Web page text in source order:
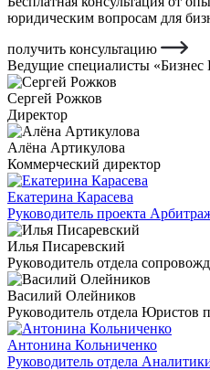
юридическим вопросам для
получить консультацию
Ведущие специалисты
Сергей Рожков
Директор
Алёна Артикулова
Коммерческий директор
Екатерина Карасева
Руководитель проекта
Илья Писаревский
Руководитель отдела
Василий Олейников
Руководитель отдела Юристов
Антонина Кольниченко
Руководитель отдела